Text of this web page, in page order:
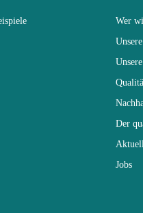
Wer
Der
Jobs